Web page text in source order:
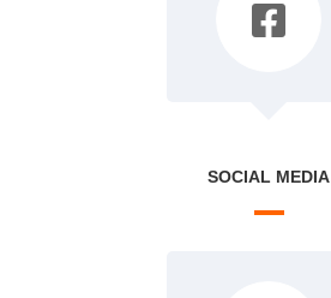
SOCIAL MEDIA